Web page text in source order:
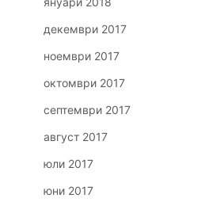
декември 2017
ноември 2017
октомври 2017
септември 2017
август 2017
юли 2017
юни 2017